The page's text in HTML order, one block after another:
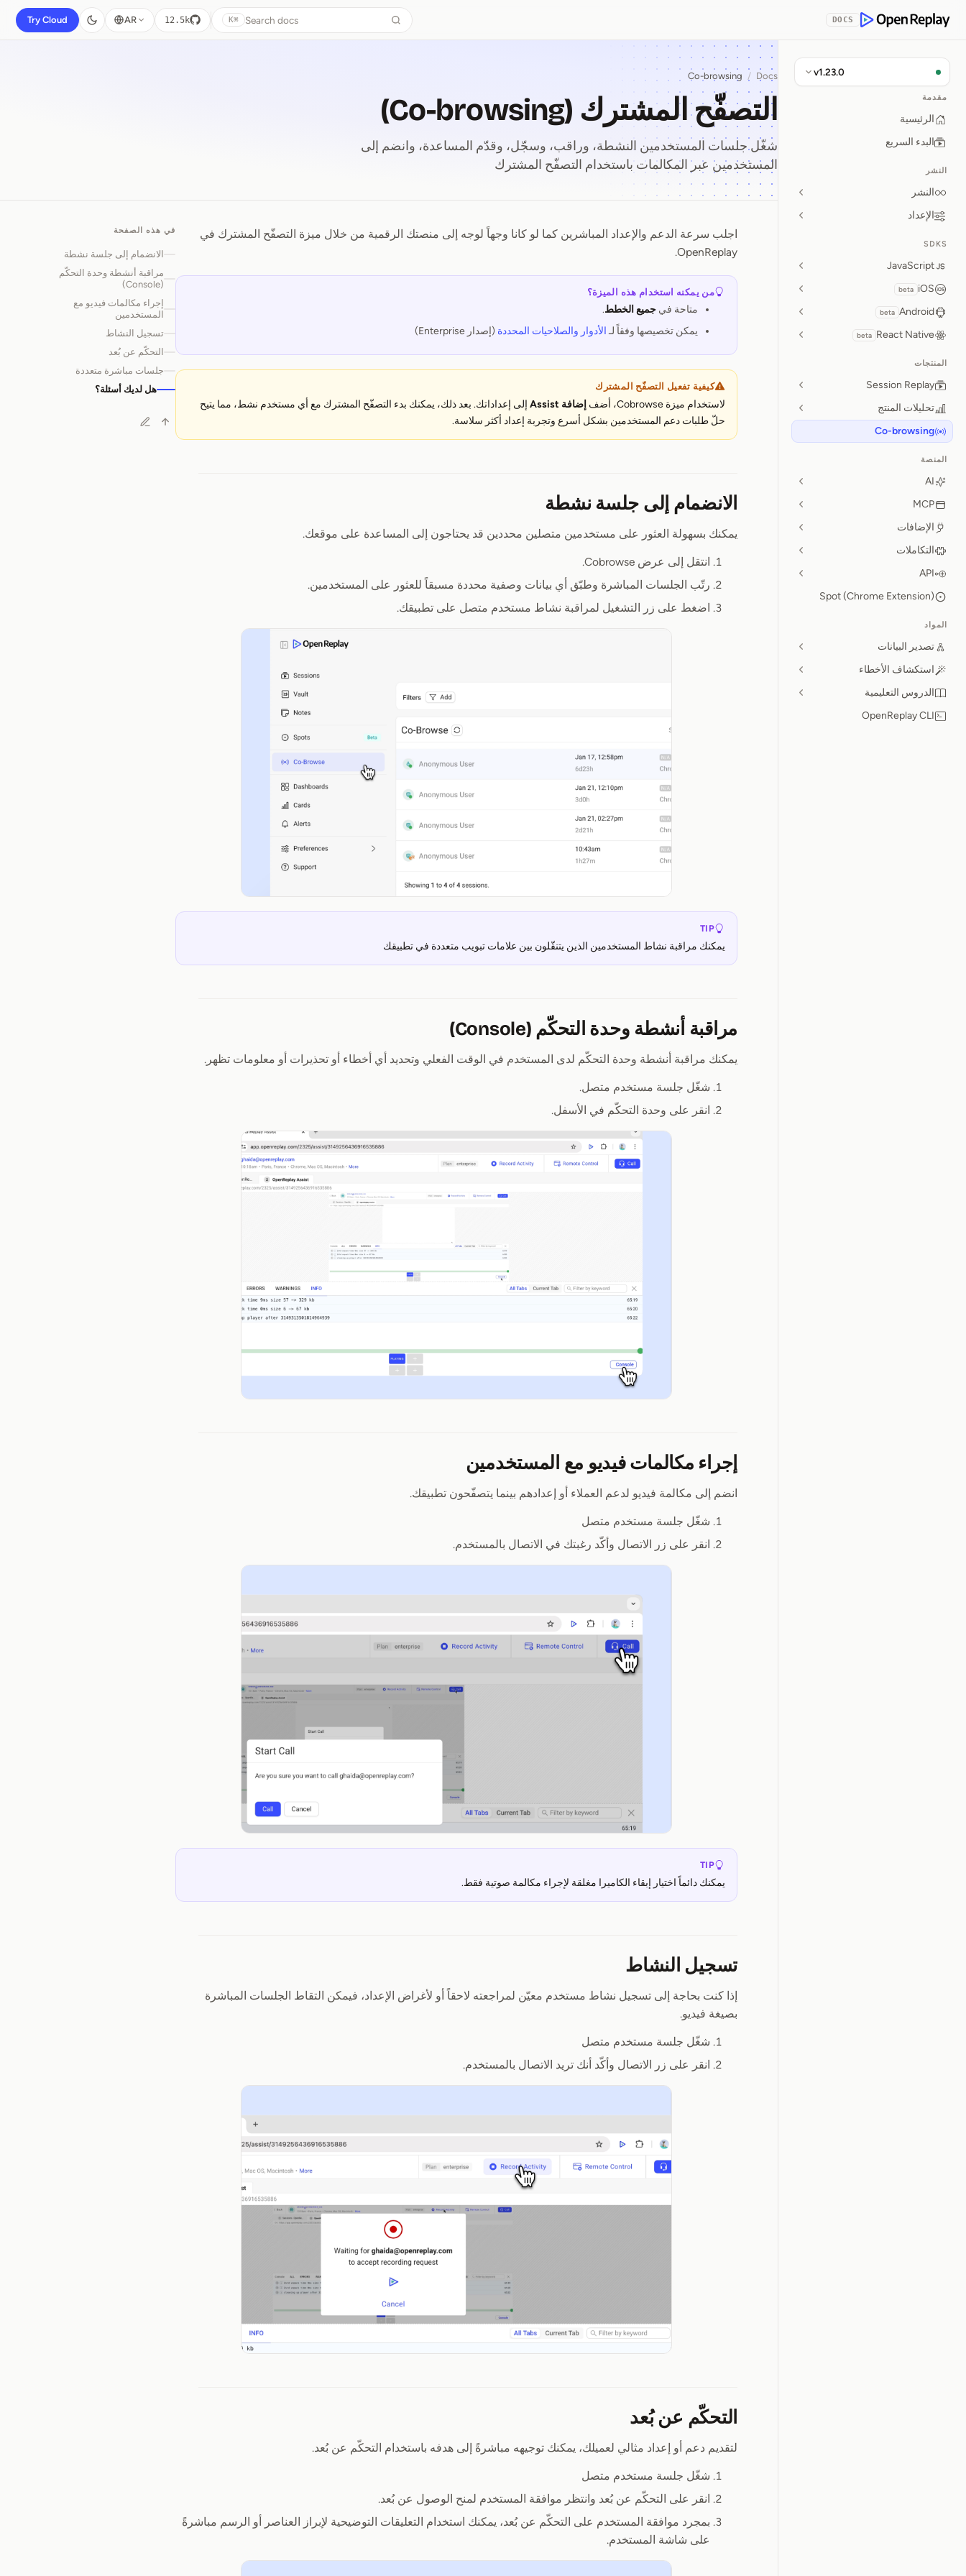
OpenReplay
DOCS
Search docs
⌘K
12.5k
AR
Try Cloud
v1.23.0
مقدمة
الرئيسية
البدء السريع
النشر
النشر
الإعداد
SDKS
JavaScript
iOS
beta
Android
beta
React Native
beta
المنتجات
Session Replay
تحليلات المنتج
Co-browsing
المنصة
AI
MCP
الإضافات
التكاملات
API
Spot (Chrome Extension)
المواد
تصدير البيانات
استكشاف الأخطاء
الدروس التعليمية
OpenReplay CLI
Docs
/
Co-browsing
التصفّح المشترك (Co-browsing)
شغّل جلسات المستخدمين النشطة، وراقب، وسجّل، وقدّم المساعدة، وانضم إلى
المستخدمين عبر المكالمات باستخدام التصفّح المشترك
التصفّح المشترك (Co⁠-⁠browsing)
اجلب سرعة الدعم والإعداد المباشرين كما لو كانا وجهاً لوجه إلى منصتك الرقمية من خلال ميزة التصفّح المشترك في
OpenReplay.
من يمكنه استخدام هذه الميزة؟
متاحة في جميع الخطط.
يمكن تخصيصها وفقاً لـالأدوار والصلاحيات المحددة (إصدار Enterprise)
كيفية تفعيل التصفّح المشترك
لاستخدام ميزة Cobrowse، أضف إضافة Assist
إلى إعداداتك. بعد ذلك، يمكنك بدء التصفّح المشترك مع أي مستخدم نشط، مما يتيح
حلّ طلبات دعم المستخدمين بشكل أسرع وتجربة إعداد أكثر سلاسة.
الانضمام إلى جلسة نشطة
يمكنك بسهولة العثور على مستخدمين متصلين محددين قد يحتاجون إلى المساعدة على موقعك.
انتقل إلى عرض Cobrowse.
رتّب الجلسات المباشرة وطبّق أي بيانات وصفية محددة مسبقاً للعثور على المستخدمين.
اضغط على زر التشغيل لمراقبة نشاط مستخدم متصل على تطبيقك.
TIP
يمكنك مراقبة نشاط المستخدمين الذين يتنقّلون بين علامات تبويب متعددة في تطبيقك
مراقبة أنشطة وحدة التحكّم (Console)
يمكنك مراقبة أنشطة وحدة التحكّم لدى المستخدم في الوقت الفعلي وتحديد أي أخطاء أو تحذيرات أو معلومات تظهر.
شغّل جلسة مستخدم متصل.
انقر على وحدة التحكّم في الأسفل.
إجراء مكالمات فيديو مع المستخدمين
انضم إلى مكالمة فيديو لدعم العملاء أو إعدادهم بينما يتصفّحون تطبيقك.
شغّل جلسة مستخدم متصل
انقر على زر الاتصال وأكّد رغبتك في الاتصال بالمستخدم.
TIP
يمكنك دائماً اختيار إبقاء الكاميرا مغلقة لإجراء مكالمة صوتية فقط.
تسجيل النشاط
إذا كنت بحاجة إلى تسجيل نشاط مستخدم معيّن لمراجعته لاحقاً أو لأغراض الإعداد، فيمكن التقاط الجلسات المباشرة
بصيغة فيديو.
شغّل جلسة مستخدم متصل
انقر على زر الاتصال وأكّد أنك تريد الاتصال بالمستخدم.
التحكّم عن بُعد
لتقديم دعم أو إعداد مثالي لعميلك، يمكنك توجيهه مباشرةً إلى هدفه باستخدام التحكّم عن بُعد.
شغّل جلسة مستخدم متصل
انقر على التحكّم عن بُعد وانتظر موافقة المستخدم لمنح الوصول عن بُعد.
بمجرد موافقة المستخدم على التحكّم عن بُعد، يمكنك استخدام التعليقات التوضيحية لإبراز العناصر أو الرسم مباشرةً
على شاشة المستخدم.
في هذه الصفحة
الانضمام إلى جلسة نشطة
مراقبة أنشطة وحدة التحكّم
(Console)
إجراء مكالمات فيديو مع
المستخدمين
تسجيل النشاط
التحكّم عن بُعد
جلسات مباشرة متعددة
هل لديك أسئلة؟